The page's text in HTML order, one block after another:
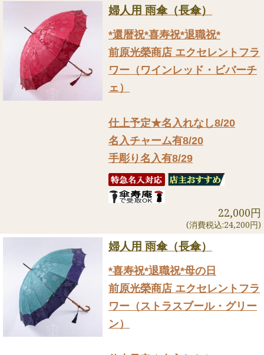
婦人用 雨傘（長傘）
*還暦祝*喜寿祝*退職祝*
前原光榮商店 エクセレントフラ
ワー（ワインレッド・ビバーチ
ェ）
仕上予定★名入れなし8/20
名入チャーム有8/20
手彫り名入有8/29
22,000円
(消費税込:24,200円)
婦人用 雨傘（長傘）
*喜寿祝*退職祝*母の日
前原光榮商店 エクセレントフラ
ワー（ストラスブール・グリー
ン）